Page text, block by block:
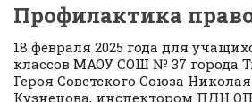
Профилактика
18 февраля 2025 года для
классов МАОУ СОШ № 37 города
Героя Советского Союза
Кузнецова, инспектором ПДН